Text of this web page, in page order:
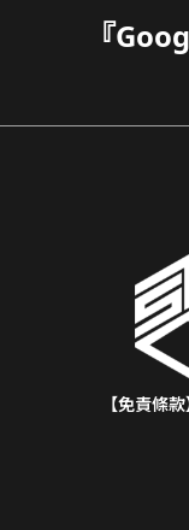
『
【免責條款